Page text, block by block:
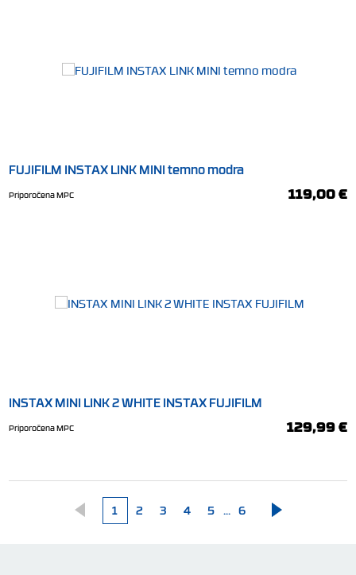
FUJIFILM INSTAX LINK MINI temno modra
Priporočena MPC 119,00 €
INSTAX MINI LINK 2 WHITE INSTAX FUJIFILM
Priporočena MPC 129,99 €
1 2 3 4 5 ... 6